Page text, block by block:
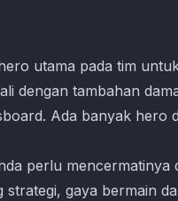
utama pada tim
dengan tambahan
Ada banyak hero
perlu mencermatinya
gaya bermain